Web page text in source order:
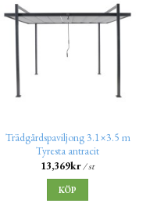
Trädgårdspaviljong 3.1×3.5 m
Tyresta antracit
13,369kr / st
KÖP